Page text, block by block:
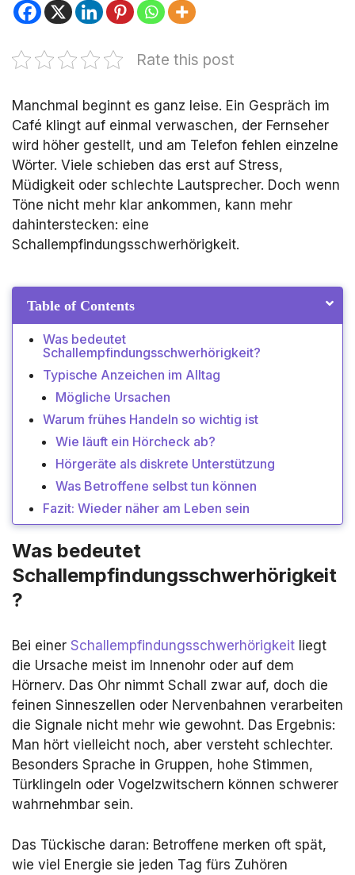
Rate this post
Manchmal beginnt es ganz leise. Ein Gespräch im
Café klingt auf einmal verwaschen, der Fernseher
wird höher gestellt, und am Telefon fehlen einzelne
Wörter. Viele schieben das erst auf Stress,
Müdigkeit oder schlechte Lautsprecher. Doch wenn
Töne nicht mehr klar ankommen, kann mehr
dahinterstecken: eine
Schallempfindungsschwerhörigkeit.
Table of Contents
Was bedeutet
Schallempfindungsschwerhörigkeit?
Typische Anzeichen im Alltag
Mögliche Ursachen
Warum frühes Handeln so wichtig ist
Wie läuft ein Hörcheck ab?
Hörgeräte als diskrete Unterstützung
Was Betroffene selbst tun können
Fazit: Wieder näher am Leben sein
Was bedeutet
Schallempfindungsschwerhörigkeit
?
Bei einer Schallempfindungsschwerhörigkeit liegt
die Ursache meist im Innenohr oder auf dem
Hörnerv. Das Ohr nimmt Schall zwar auf, doch die
feinen Sinneszellen oder Nervenbahnen verarbeiten
die Signale nicht mehr wie gewohnt. Das Ergebnis:
Man hört vielleicht noch, aber versteht schlechter.
Besonders Sprache in Gruppen, hohe Stimmen,
Türklingeln oder Vogelzwitschern können schwerer
wahrnehmbar sein.
Das Tückische daran: Betroffene merken oft spät,
wie viel Energie sie jeden Tag fürs Zuhören